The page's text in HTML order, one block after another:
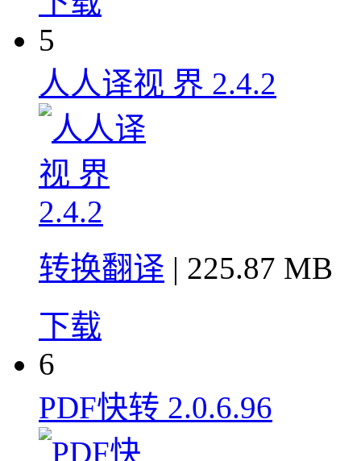
5
人人译视 界 2.4.2
转换翻译 | 225.87 MB
下载
6
PDF快转 2.0.6.96